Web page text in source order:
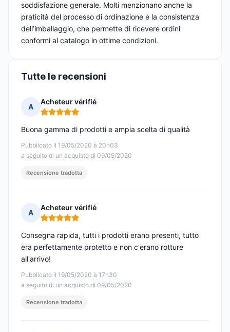
soddisfazione generale. Molti menzionano anche la
praticità del processo di ordinazione e la consistenza
dell’imballaggio, che permette di ricevere ordini
conformi al catalogo in ottime condizioni.
Tutte le recensioni
A
Acheteur vérifié
Nota: 5 su 5
Pubblicato il 19/05/2020 à 20h03
a seguito di un acquisto di 09/05/2020
Buona gamma di prodotti e ampia scelta di qualità
Recensione tradotta
A
Acheteur vérifié
Nota: 5 su 5
Pubblicato il 19/05/2020 à 17h30
a seguito di un acquisto di 09/05/2020
Consegna rapida, tutti i prodotti erano presenti, tutto
era perfettamente protetto e non c'erano rotture
all'arrivo!
Recensione tradotta